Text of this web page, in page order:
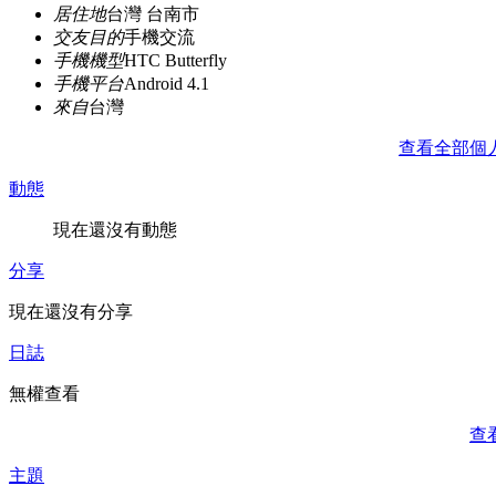
居住地台灣 台南市
交友目的手機交流
手機機型HTC Butterfly
手機平台Android 4.1
來自台灣
查看全部個
動態
現在還沒有動態
分享
現在還沒有分享
日誌
無權查看
查
主題